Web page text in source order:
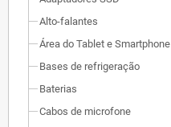
Alto-falantes
Área do Tablet e Smartphone
Bases de refrigeração
Baterias
Cabos de microfone